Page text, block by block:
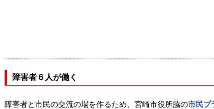
障害者６人が働く
障害者と市民の交流の場を作るため、宮崎市役所脇の市民プ